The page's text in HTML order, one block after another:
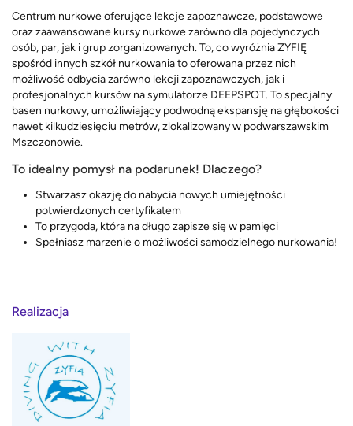
Centrum nurkowe oferujące lekcje zapoznawcze, podstawowe
oraz zaawansowane kursy nurkowe zarówno dla pojedynczych
osób, par, jak i grup zorganizowanych. To, co wyróżnia ZYFIĘ
spośród innych szkół nurkowania to oferowana przez nich
możliwość odbycia zarówno lekcji zapoznawczych, jak i
profesjonalnych kursów na symulatorze DEEPSPOT. To specjalny
basen nurkowy, umożliwiający podwodną ekspansję na głębokości
nawet kilkudziesięciu metrów, zlokalizowany w podwarszawskim
Mszczonowie.
To idealny pomysł na podarunek! Dlaczego?
Stwarzasz okazję do nabycia nowych umiejętności
potwierdzonych certyfikatem
To przygoda, która na długo zapisze się w pamięci
Spełniasz marzenie o możliwości samodzielnego nurkowania!
Realizacja